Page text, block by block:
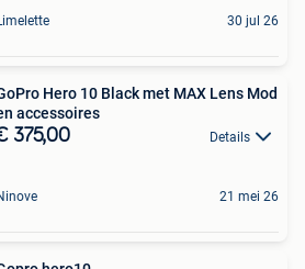
30 jul 26
Hero 10 Black met MAX Lens Mod
accessoires
375,00 Details
21 mei 26